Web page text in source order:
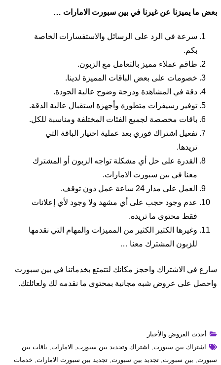
بعض ما يميزنا عن غيرنا في بين سبورت الامارات …
سرعة في الرد على الرسائل والاستفسارات الخاصة
بكم.
طاقم عملاء مميز بالتعامل مع الزبون.
خصومات على بعض الباقات المميزة لدينا.
دقة في المشاهدة ودرجة وضوح عالية الجودة.
توفير رسيفرات متطورة وأجهزة استقبال عالية الدقة.
باقات مخصصة لجميع الفئات المختلفة ومناسبة للكل.
تفعيل اشتراك فوري بعد عملية اختيار الباقة التي
تريدها.
القدرة على حل أي مشكلة تواجه الزبون أو المشترك
معنا في بين سبورت الامارات.
العمل على مدار 24 ساعة عمل دون توقف.
عدم وجود حجب على أي مشهد ولا وجود لأي إعلانات
فقط محتوى ما تريده.
وغيرها الكثير الكثير من المميزات والمهام التي نقدمها
للزبون المشترك معنا …
سارع في الاشتراك واحجز مكانك لتتمتع بخدماتنا في بين سبورت
واحصل على عروض شبه مجانية بمحتوى ما نقدمه لك ولعائلتك.
أحدث العروض والأخبار
اشتراك بين سبورت, اشتراك وتجديد بين سبورت, الامارات, باقات بين
سبورت, بين سبورت, تجديد بين سبورت, تجديد بين سبورت الامارات, خدمات